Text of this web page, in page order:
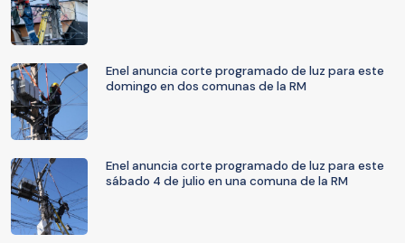
Enel anuncia corte programado de luz para este
domingo en dos comunas de la RM
Enel anuncia corte programado de luz para este
sábado 4 de julio en una comuna de la RM